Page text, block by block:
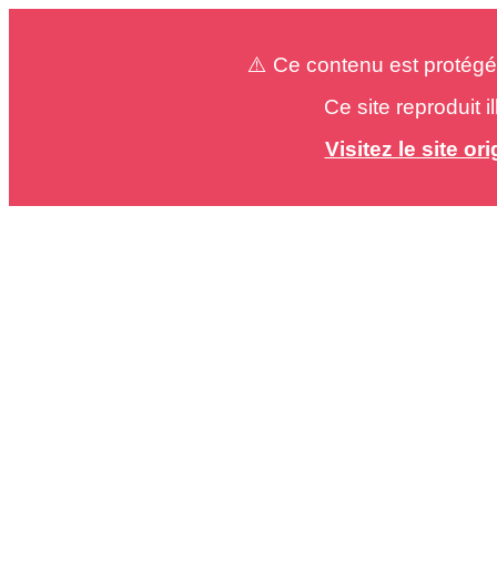
⚠️ Ce contenu est
Ce site reproduit
Visitez le site